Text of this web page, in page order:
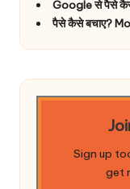
Google से पैसे
पैसे कैसे बचाए?
Sign up
get